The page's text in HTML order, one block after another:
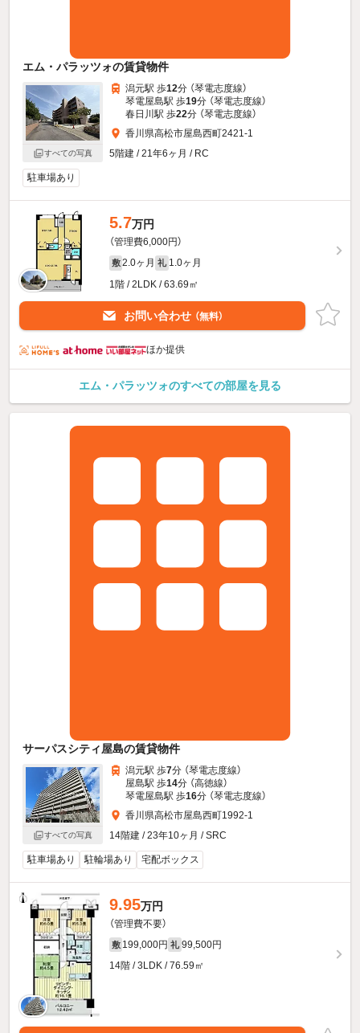
エム・パラッツォの賃貸物件
すべての写真
潟元駅 歩12分 （琴電志度線）
琴電屋島駅 歩19分 （琴電志度線）
春日川駅 歩22分 （琴電志度線）
香川県高松市屋島西町2421-1
5階建 / 21年6ヶ月 / RC
駐車場あり
5.7万円
（管理費6,000円）
敷 2.0ヶ月 礼 1.0ヶ月
1階 / 2LDK / 63.69㎡
お問い合わせ （無料）
ほか提供
エム・パラッツォのすべての部屋を見る
サーパスシティ屋島の賃貸物件
すべての写真
潟元駅 歩7分 （琴電志度線）
屋島駅 歩14分 （高徳線）
琴電屋島駅 歩16分 （琴電志度線）
香川県高松市屋島西町1992-1
14階建 / 23年10ヶ月 / SRC
駐車場あり 駐輪場あり 宅配ボックス
9.95万円
（管理費不要）
敷 199,000円 礼 99,500円
14階 / 3LDK / 76.59㎡